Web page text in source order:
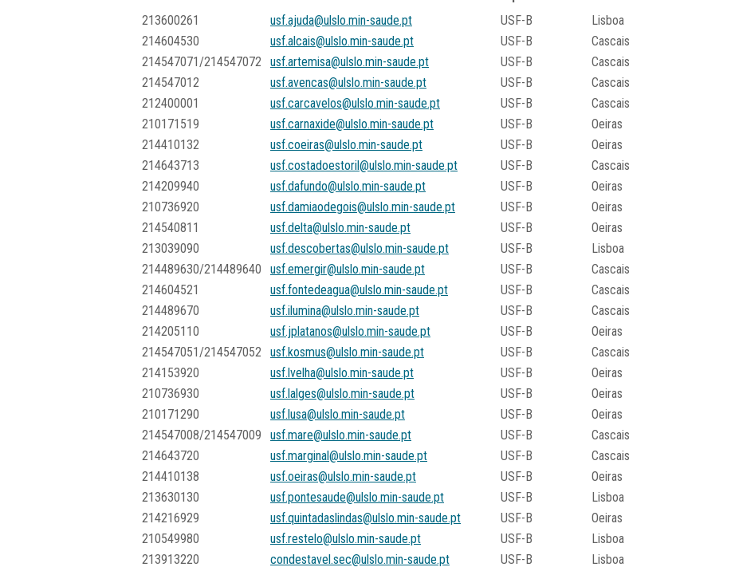
213600261 usf.ajuda@ulslo.min-saude.pt USF-B
Lisboa
214604530 usf.alcais@ulslo.min-saude.pt USF-B
Cascais
214547071/214547072 usf.artemisa@ulslo.min-saude.pt USF-B
Cascais
214547012 usf.avencas@ulslo.min-saude.pt USF-B
Cascais
212400001 usf.carcavelos@ulslo.min-saude.pt USF-B
Cascais
210171519 usf.carnaxide@ulslo.min-saude.pt USF-B
Oeiras
214410132 usf.coeiras@ulslo.min-saude.pt USF-B
Oeiras
214643713 usf.costadoestoril@ulslo.min-saude.pt USF-B
Cascais
214209940 usf.dafundo@ulslo.min-saude.pt USF-B
Oeiras
210736920 usf.damiaodegois@ulslo.min-saude.pt USF-B
Oeiras
214540811 usf.delta@ulslo.min-saude.pt USF-B
Oeiras
213039090 usf.descobertas@ulslo.min-saude.pt USF-B
Lisboa
214489630/214489640 usf.emergir@ulslo.min-saude.pt USF-B
Cascais
214604521 usf.fontedeagua@ulslo.min-saude.pt USF-B
Cascais
214489670 usf.ilumina@ulslo.min-saude.pt USF-B
Cascais
214205110 usf.jplatanos@ulslo.min-saude.pt USF-B
Oeiras
214547051/214547052 usf.kosmus@ulslo.min-saude.pt USF-B
Cascais
214153920 usf.lvelha@ulslo.min-saude.pt USF-B
Oeiras
210736930 usf.lalges@ulslo.min-saude.pt USF-B
Oeiras
210171290 usf.lusa@ulslo.min-saude.pt USF-B
Oeiras
214547008/214547009 usf.mare@ulslo.min-saude.pt USF-B
Cascais
214643720 usf.marginal@ulslo.min-saude.pt USF-B
Cascais
214410138 usf.oeiras@ulslo.min-saude.pt USF-B
Oeiras
213630130 usf.pontesaude@ulslo.min-saude.pt USF-B
Lisboa
214216929 usf.quintadaslindas@ulslo.min-saude.pt USF-B
Oeiras
210549980 usf.restelo@ulslo.min-saude.pt USF-B
Lisboa
213913220 condestavel.sec@ulslo.min-saude.pt USF-B
Lisboa